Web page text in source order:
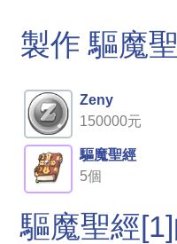
製作 驅魔
Zeny
150000元
驅魔聖經
5個
驅魔聖經